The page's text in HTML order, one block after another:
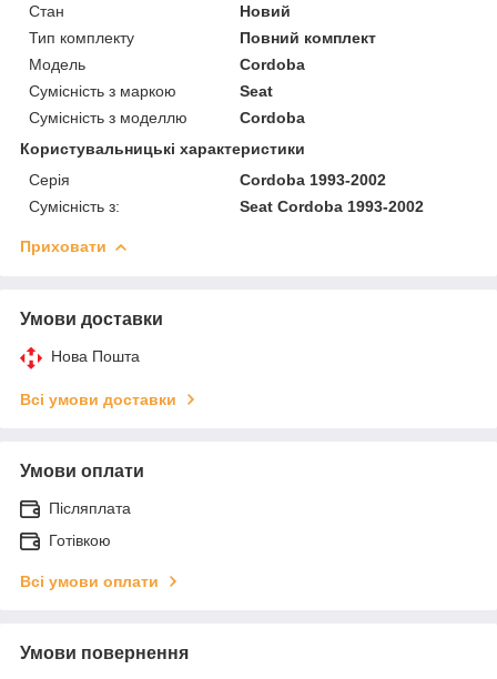
Стан
Новий
Тип комплекту
Повний комплект
Модель
Cordoba
Сумісність з маркою
Seat
Сумісність з моделлю
Cordoba
Користувальницькі характеристики
Серія
Cordoba 1993-2002
Сумісність з:
Seat Cordoba 1993-2002
Приховати
Умови доставки
Нова Пошта
Всі умови доставки
Умови оплати
Післяплата
Готівкою
Всі умови оплати
Умови повернення